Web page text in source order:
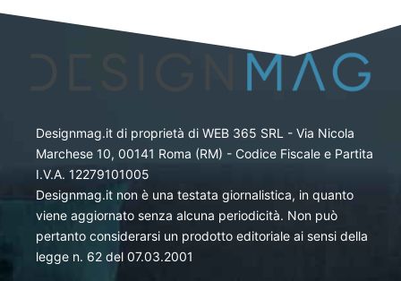
Designmag.it di proprietà di WEB 365 SRL - Via Nicola
Marchese 10, 00141 Roma (RM) - Codice Fiscale e Partita
I.V.A. 12279101005
Designmag.it non è una testata giornalistica, in quanto
viene aggiornato senza alcuna periodicità. Non può
pertanto considerarsi un prodotto editoriale ai sensi della
legge n. 62 del 07.03.2001